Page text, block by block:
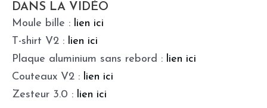
DANS LA VIDÉO
Moule bille : lien ici
T-shirt V2 : lien ici
Plaque aluminium sans rebord : lien ici
Couteaux V2 : lien ici
Zesteur 3.0 : lien ici